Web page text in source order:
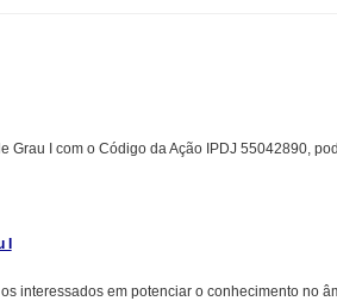
I com o Código da Ação IPDJ 55042890,
I
interessados em potenciar o conhecimento no